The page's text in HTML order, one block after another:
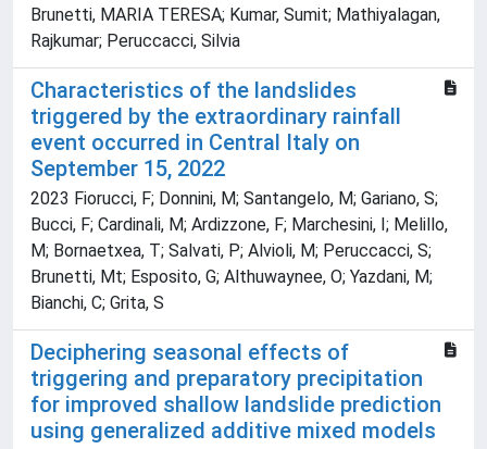
Brunetti, MARIA TERESA; Kumar, Sumit; Mathiyalagan,
Rajkumar; Peruccacci, Silvia
Characteristics of the landslides
triggered by the extraordinary rainfall
event occurred in Central Italy on
September 15, 2022
2023 Fiorucci, F; Donnini, M; Santangelo, M; Gariano, S;
Bucci, F; Cardinali, M; Ardizzone, F; Marchesini, I; Melillo,
M; Bornaetxea, T; Salvati, P; Alvioli, M; Peruccacci, S;
Brunetti, Mt; Esposito, G; Althuwaynee, O; Yazdani, M;
Bianchi, C; Grita, S
Deciphering seasonal effects of
triggering and preparatory precipitation
for improved shallow landslide prediction
using generalized additive mixed models